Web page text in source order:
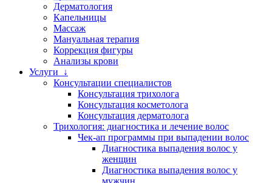
Дерматология
Капельницы
Массаж
Мануальная терапия
Коррекция фигуры
Анализы крови
Услуги ↓
Консультации специалистов
Консультация трихолога
Консультация косметолога
Консультация дерматолога
Трихология: диагностика и лечение волос
Чек-ап программы при выпадении волос
Диагностика выпадения волос у
женщин
Диагностика выпадения волос у
мужчин